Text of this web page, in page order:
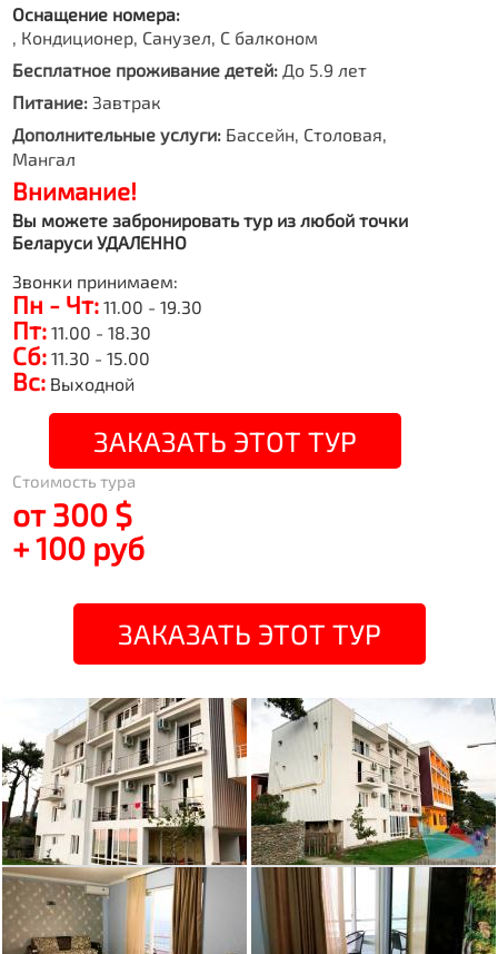
Оснащение номера:
, Кондиционер, Санузел, С балконом
Бесплатное проживание детей: До 5.9 лет
Питание: Завтрак
Дополнительные услуги: Бассейн, Столовая,
Мангал
Внимание!
Вы можете забронировать тур из любой точки
Беларуси УДАЛЕННО
Звонки принимаем:
Пн - Чт: 11.00 - 19.30
Пт: 11.00 - 18.30
Сб: 11.30 - 15.00
Вс: Выходной
ЗАКАЗАТЬ ЭТОТ ТУР
Стоимость тура
от 300 $
+ 100 руб
ЗАКАЗАТЬ ЭТОТ ТУР